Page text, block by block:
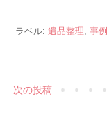
ラベル: 遺品整理, 事例
次の投稿